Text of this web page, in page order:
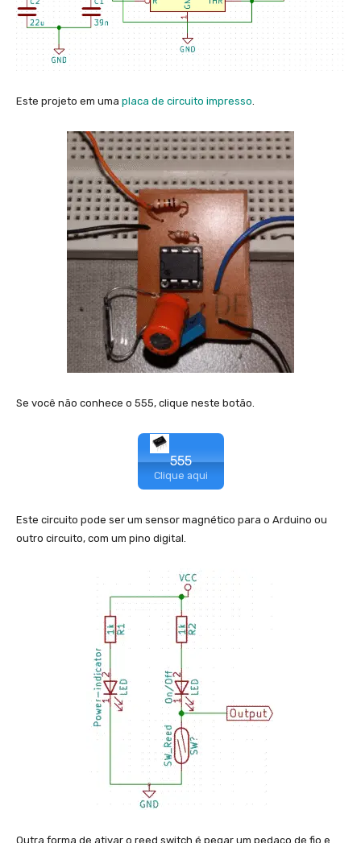
Este projeto em uma placa de circuito impresso.
Se você não conhece o 555, clique neste botão.
555
Clique aqui
Este circuito pode ser um sensor magnético para o Arduino ou
outro circuito, com um pino digital.
Outra forma de ativar o reed switch é pegar um pedaço de fio e